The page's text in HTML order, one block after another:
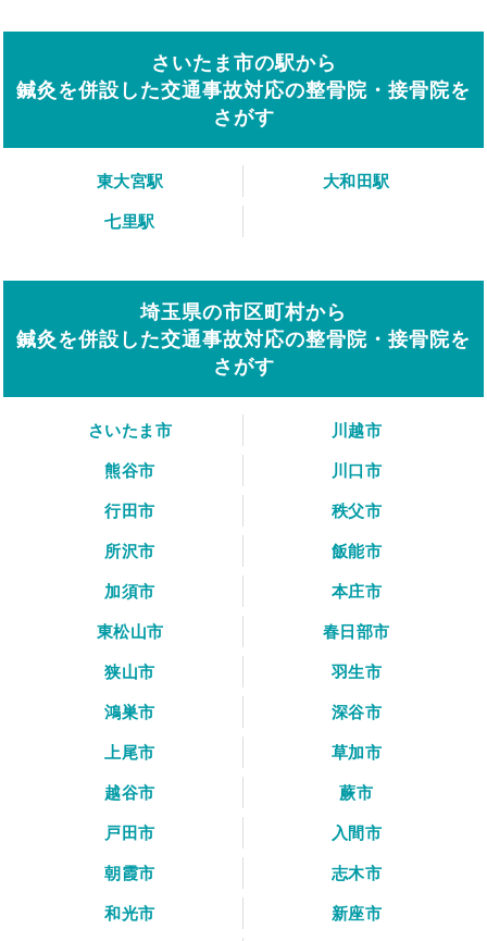
さいたま市の駅から
鍼灸を併設した交通事故対応の整骨院・接骨院を
さがす
東大宮駅
大和田駅
七里駅
埼玉県の市区町村から
鍼灸を併設した交通事故対応の整骨院・接骨院を
さがす
さいたま市
川越市
熊谷市
川口市
行田市
秩父市
所沢市
飯能市
加須市
本庄市
東松山市
春日部市
狭山市
羽生市
鴻巣市
深谷市
上尾市
草加市
越谷市
蕨市
戸田市
入間市
朝霞市
志木市
和光市
新座市